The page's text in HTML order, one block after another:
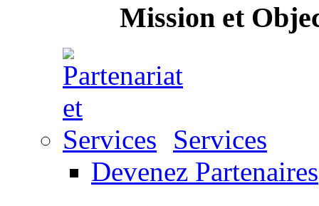
Mission et
Services
Devenez Partenaires